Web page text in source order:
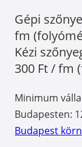
Gépi
fm
Kézi
300 Ft / fm
Minimum
Budapesten:
Budapest